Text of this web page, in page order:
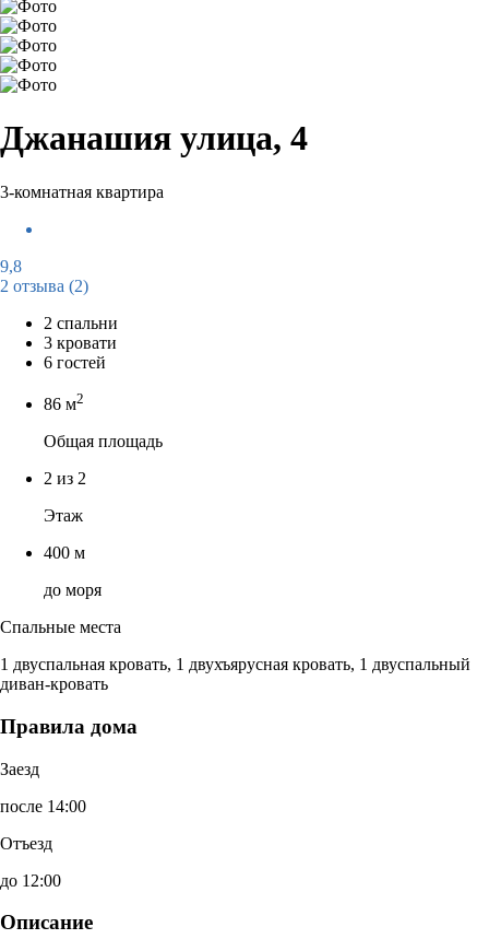
Джанашия улица, 4
3-комнатная квартира
9,8
2 отзыва (2)
2 спальни
3 кровати
6 гостей
86 м2
Общая площадь
2 из 2
Этаж
400 м
до моря
Спальные места
1 двуспальная кровать, 1 двухъярусная кровать, 1 двуспальный
диван-кровать
Правила дома
Заезд
после 14:00
Отъезд
до 12:00
Описание